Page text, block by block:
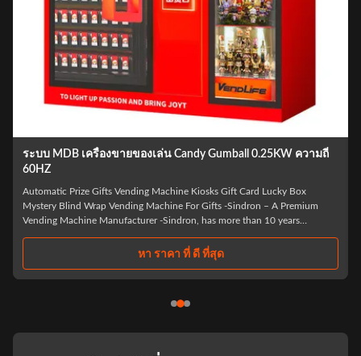
ระบบ MDB เครื่องขายของเล่น Candy Gumball 0.25KW ความถี่
60HZ
Automatic Prize Gifts Vending Machine Kiosks Gift Card Lucky Box
Mystery Blind Wrap Vending Machine For Gifts -Sindron – A Premium
Vending Machine Manufacturer -Sindron, has more than 10 years
edge technology to the smart retail ...หา ราคา ที่ ดี ที่สุด